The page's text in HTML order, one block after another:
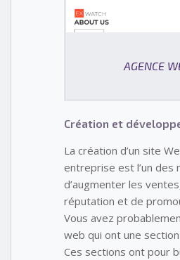
AGENCE
Création et
La création d’un site
entreprise est l’un des
d’augmenter les
réputation et de
Vous avez
web qui ont une section
Ces sections ont pour